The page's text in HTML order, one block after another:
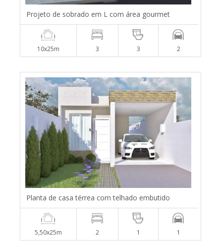
Projeto de sobrado em L com área gourmet
10x25m 3 3 2
Planta de casa térrea com telhado embutido
5,50x25m 2 1 1